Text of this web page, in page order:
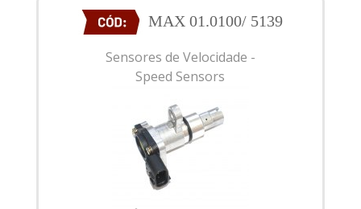
MAX 01.0100/ 5139
Sensores de Velocidade -
Speed Sensors